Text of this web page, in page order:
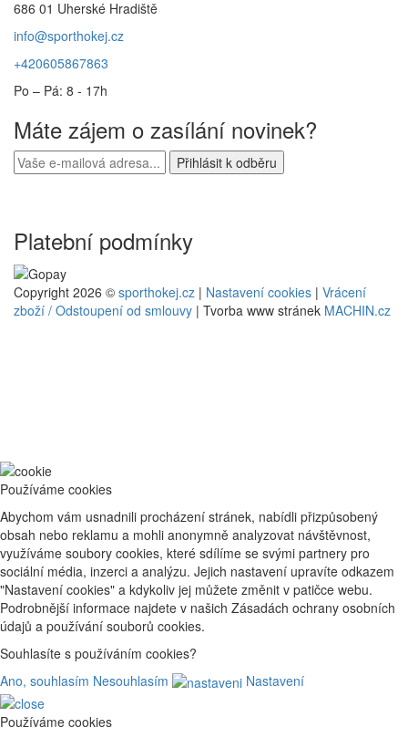
686 01 Uherské Hradiště
info@sporthokej.cz
+420605867863
Po – Pá: 8 - 17h
Máte zájem o zasílání novinek?
Platební podmínky
Copyright 2026 © sporthokej.cz | Nastavení cookies | Vrácení
zboží / Odstoupení od smlouvy | Tvorba www stránek MACHIN.cz
Používáme cookies
Abychom vám usnadnili procházení stránek, nabídli přizpůsobený
obsah nebo reklamu a mohli anonymně analyzovat návštěvnost,
využíváme soubory cookies, které sdílíme se svými partnery pro
sociální média, inzerci a analýzu. Jejich nastavení upravíte odkazem
"Nastavení cookies" a kdykoliv jej můžete změnit v patičce webu.
Podrobnější informace najdete v našich Zásadách ochrany osobních
údajů a používání souborů cookies.
Souhlasíte s používáním cookies?
Ano, souhlasím Nesouhlasím Nastavení
Používáme cookies